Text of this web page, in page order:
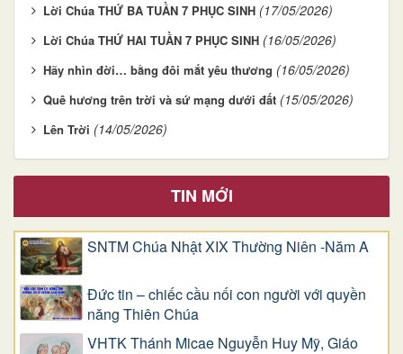
Lời Chúa THỨ BA TUẦN 7 PHỤC SINH (17/05/2026)
Lời Chúa THỨ HAI TUẦN 7 PHỤC SINH (16/05/2026)
Hãy nhìn đời… bằng đôi mắt yêu thương (16/05/2026)
Quê hương trên trời và sứ mạng dưới đất (15/05/2026)
Lên Trời (14/05/2026)
TIN MỚI
SNTM Chúa Nhật XIX Thường Niên -Năm A
Đức tin – chiếc cầu nối con người với quyền
năng Thiên Chúa
VHTK Thánh Micae Nguyễn Huy Mỹ, Giáo